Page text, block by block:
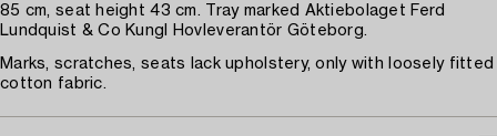
85 cm, seat height 43 cm. Tray marked Aktiebolaget Ferd
Lundquist & Co Kungl Hovleverantör Göteborg.
Marks, scratches, seats lack upholstery, only with loosely fitted
cotton fabric.